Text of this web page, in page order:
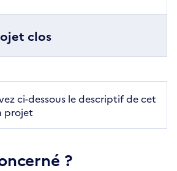
clos
ci-dessous le descriptif de cet
projet
?